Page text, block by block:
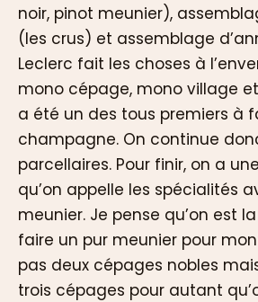
noir, pinot meunier),
(les crus) et assemblage
Leclerc fait les choses à
mono cépage, mono village
a été un des tous premiers à
champagne. On continue
parcellaires. Pour finir, on a
qu’on appelle les spécialités
meunier. Je pense qu’on est
faire un pur meunier pour
pas deux cépages nobles
trois cépages pour autant